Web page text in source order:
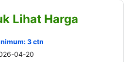
Lihat Harga
3 ctn
04-20